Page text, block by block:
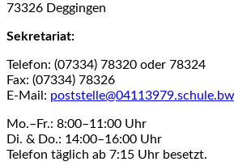
73326 Deggingen
Sekretariat:
Telefon: (07334) 78320 oder 78324
Fax: (07334) 78326
E-Mail:
Mo.–Fr.: 8:00–11:00 Uhr
Di. & Do.: 14:00–16:00 Uhr
Telefon täglich ab 7:15 Uhr besetzt.